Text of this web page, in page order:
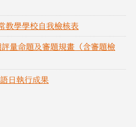
教學學校自我檢核表
量命題及審題規畫（含審題檢
日執行成果